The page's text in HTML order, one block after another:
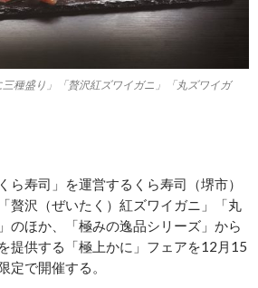
種盛り」「贅沢紅ズワイガニ」「丸ズワイガ
寿司」を運営するくら寿司（堺市）
贅沢（ぜいたく）紅ズワイガニ」「丸
のほか、「極みの逸品シリーズ」から
提供する「極上かに」フェアを12月15
定で開催する。